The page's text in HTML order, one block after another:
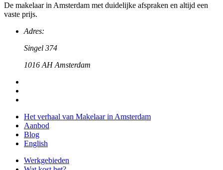
De makelaar in Amsterdam met duidelijke afspraken en altijd een
vaste prijs.
Adres:
Singel 374
1016 AH Amsterdam
Het verhaal van Makelaar in Amsterdam
Aanbod
Blog
English
Werkgebieden